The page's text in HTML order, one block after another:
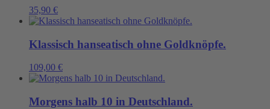
35,90 €
Klassisch hanseatisch ohne Goldknöpfe.
109,00 €
Morgens halb 10 in Deutschland.